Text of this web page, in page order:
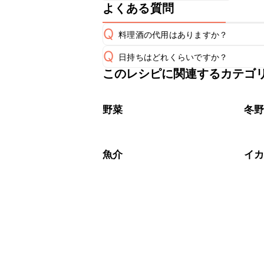
よくある質問
Q 料理酒の代用はありますか？
A
Q 日持ちはどれくらいですか？
保存期間は冷蔵で翌日中が目安です
※日持ちは目安です。
このレシピに関連するカテゴ
野菜 冬
魚介 イカ